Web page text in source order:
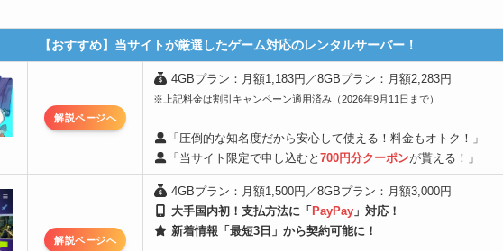
【おすすめ】当サイトが厳選したゲーム対応のレンタルサーバー！
解説ページへ
4GBプラン：月額1,183円／8GBプラン：月額2,283円
※上記料金は割引キャンペーン適用済み（2026年9月11日まで）
「圧倒的な知名度だから安心して使える！料金もオトク！」
「当サイト限定で申し込むと700円分クーポンが貰える！」
解説ページへ
4GBプラン：月額1,500円／8GBプラン：月額3,000円
大手国内初！支払方法に「 PayPay 」対応！
新着情報「最短3日」から契約可能に！